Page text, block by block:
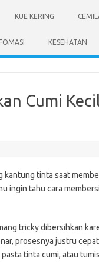
KUE KERING
KESEHATAN
Cumi
kantung tinta saat
ingin tahu cara
tricky dibersihkan
prosesnya justru
tinta cumi, atau